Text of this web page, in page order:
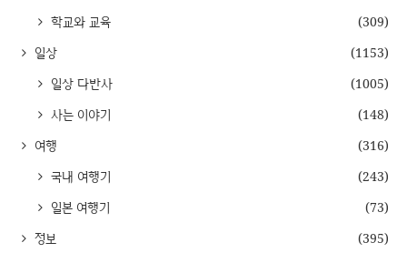
학교와 교육
(309)
일상
(1153)
일상 다반사
(1005)
사는 이야기
(148)
여행
(316)
국내 여행기
(243)
일본 여행기
(73)
정보
(395)